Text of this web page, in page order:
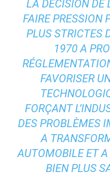
LA DÉCISION DE
FAIRE PRESSION
PLUS STRICTES
1970 A
FAVORISER
FORÇANT
DES PROBLÈMES
A
AUTOMOBILE ET
BIEN PLUS